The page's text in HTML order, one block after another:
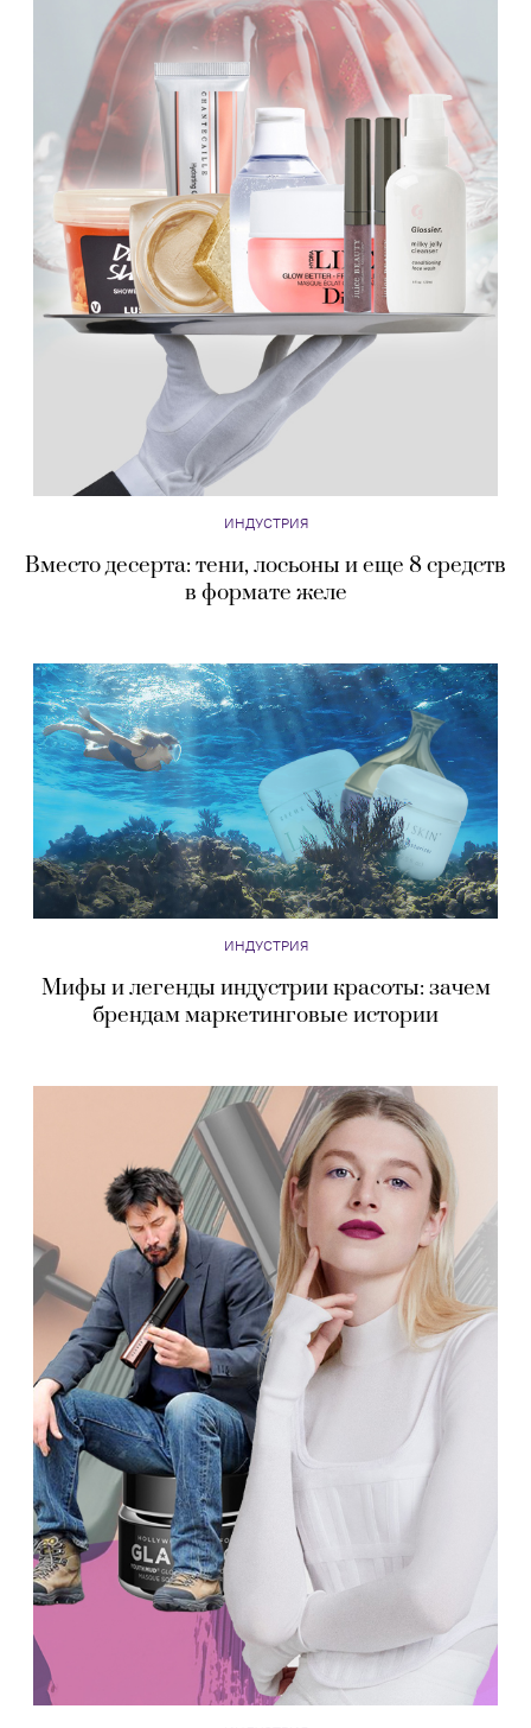
ИНДУСТРИЯ
Вместо десерта: тени, лосьоны и еще 8 средств
в формате желе
ИНДУСТРИЯ
Мифы и легенды индустрии красоты: зачем
брендам маркетинговые истории